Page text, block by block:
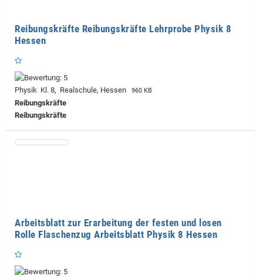
Reibungskräfte Reibungskräfte Lehrprobe Physik 8
Hessen
Physik Kl. 8, Realschule, Hessen 960 KB
Reibungskräfte
Reibungskräfte
Arbeitsblatt zur Erarbeitung der festen und losen
Rolle Flaschenzug Arbeitsblatt Physik 8 Hessen